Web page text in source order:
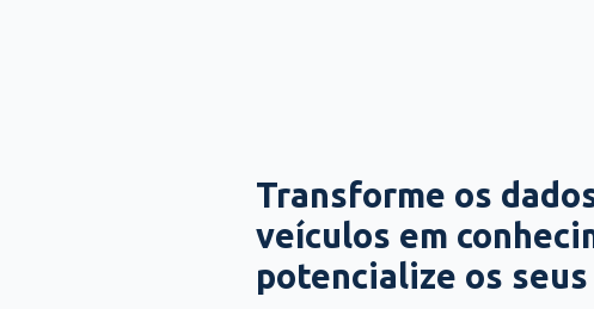
Transforme os
veículos em
potencialize os